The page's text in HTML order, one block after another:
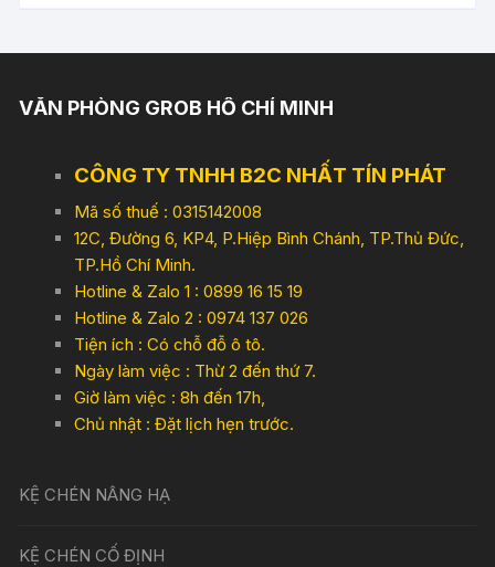
VĂN PHÒNG GROB HỒ CHÍ MINH
CÔNG TY TNHH B2C NHẤT TÍN PHÁT
Mã số thuế : 0315142008
12C, Đường 6, KP4, P.Hiệp Bình Chánh, TP.Thủ Đức,
TP.Hồ Chí Minh.
Hotline & Zalo 1 : 0899 16 15 19
Hotline & Zalo 2 : 0974 137 026
Tiện ích : Có chỗ đỗ ô tô.
Ngày làm việc : Thừ 2 đến thứ 7.
Giờ làm việc : 8h đến 17h,
Chủ nhật : Đặt lịch hẹn trước.
KỆ CHÉN NÂNG HẠ
KỆ CHÉN CỐ ĐỊNH